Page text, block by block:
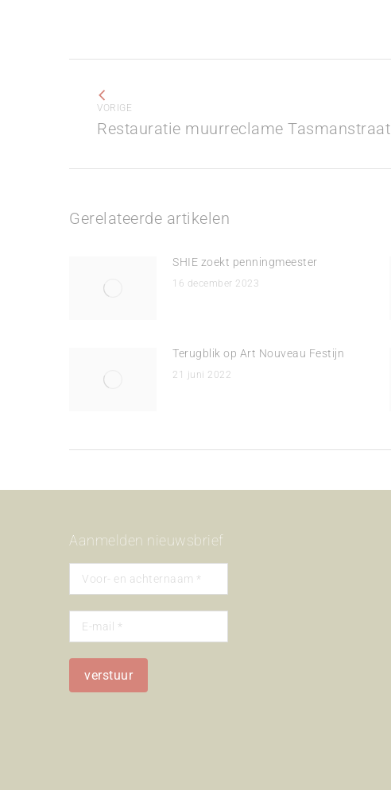
navigatie
VORIGE
Vorig
Restauratie muurreclame Tasmanstraat
Gerelateerde artikelen
SHIE zoekt penningmeester
16 december 2023
Terugblik op Art Nouveau Festijn
21 juni 2022
Aanmelden nieuwsbrief